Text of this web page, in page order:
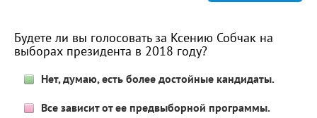
Будете ли вы голосовать за Ксению Собчак на
выборах президента в 2018 году?
Нет, думаю, есть более достойные кандидаты.
Все зависит от ее предвыборной программы.